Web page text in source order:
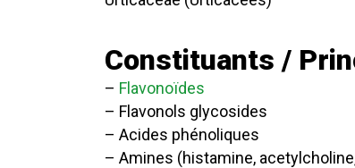
Constituants /
– Flavonoïdes
– Flavonols glycosides
– Acides phénoliques
– Amines (histamine,